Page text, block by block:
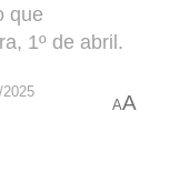
que
1º de abril.
AA